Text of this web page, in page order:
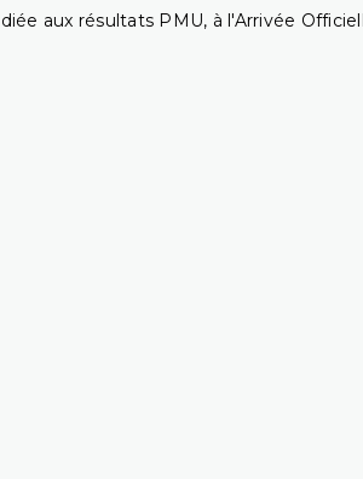
aux résultats PMU, à l'Arrivée